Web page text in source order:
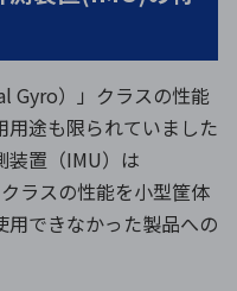
Gyro）」クラスの性能
用途も限られていました
装置（IMU）は
ラスの性能を小型筐体
用できなかった製品への